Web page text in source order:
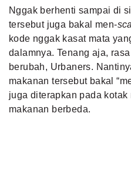
Nggak berhenti sampai di
tersebut juga bakal men-
kode nggak kasat mata
dalamnya. Tenang aja,
berubah, Urbaners.
makanan tersebut bakal
juga diterapkan pada kotak
makanan berbeda.